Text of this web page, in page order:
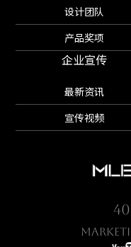
设计团队
产品奖项
企业宣传
最新资讯
宣传视频